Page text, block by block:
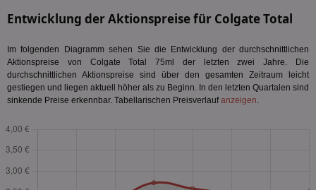
Entwicklung der Aktionspreise für Colgate Total
Im folgenden Diagramm sehen Sie die Entwicklung der durchschnittlichen
Aktionspreise von Colgate Total 75ml der letzten zwei Jahre. Die
durchschnittlichen Aktionspreise sind über den gesamten Zeitraum leicht
gestiegen und liegen aktuell höher als zu Beginn. In den letzten Quartalen sind
sinkende Preise erkennbar. Tabellarischen Preisverlaufanzeigen.